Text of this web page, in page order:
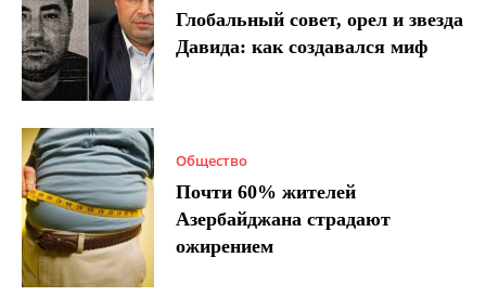
Глобальный совет, орел и звезда
Давида: как создавался миф
Общество
Почти 60% жителей
Азербайджана страдают
ожирением